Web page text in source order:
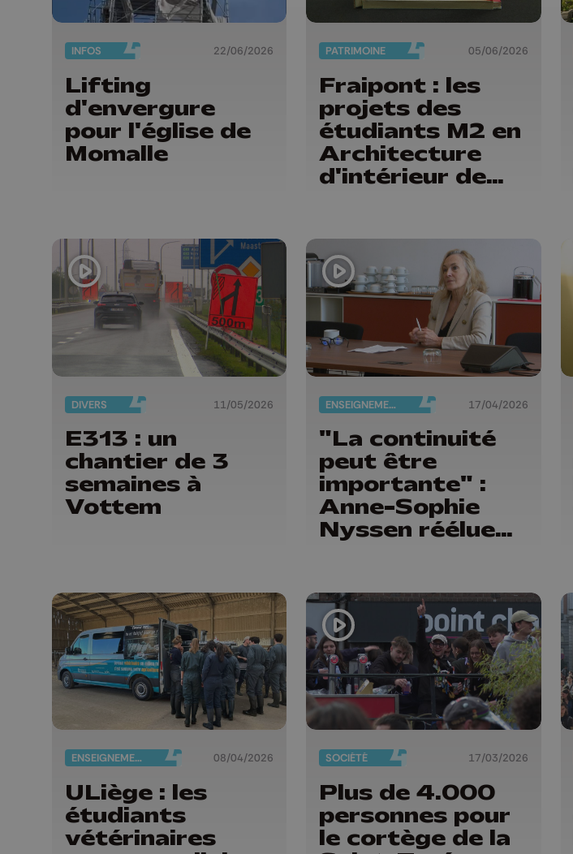
INFOS 22/06/2026
Lifting
d'envergure
pour l'église de
Momalle
PATRIMOINE 05/06/2026
Fraipont : les
projets des
étudiants M2 en
Architecture
d'intérieur de
DIVERS 11/05/2026
E313 : un
chantier de 3
semaines à
Vottem
ENSEIGNEMENT 17/04/2026
"La continuité
peut être
importante" :
Anne-Sophie
Nyssen réélue
ENSEIGNEMENT 08/04/2026
ULiège : les
étudiants
vétérinaires
SOCIÉTÉ 17/03/2026
Plus de 4.000
personnes pour
le cortège de la